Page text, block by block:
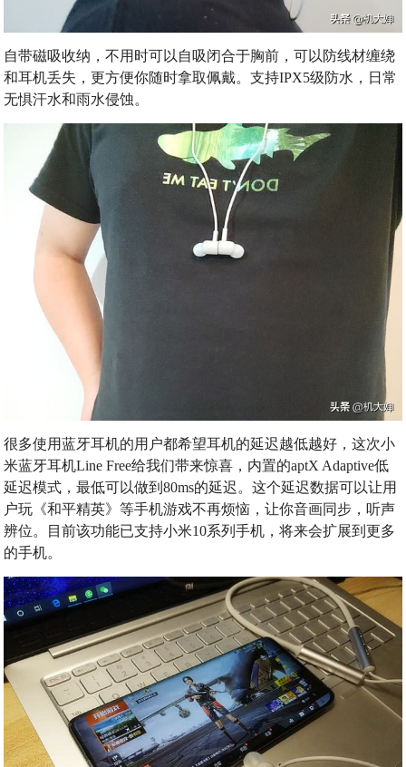
自带磁吸收纳，不用时可以自吸闭合于胸前，可以防线材缠绕
和耳机丢失，更方便你随时拿取佩戴。支持IPX5级防水，日常
无惧汗水和雨水侵蚀。
很多使用蓝牙耳机的用户都希望耳机的延迟越低越好，这次小
米蓝牙耳机Line Free给我们带来惊喜，内置的aptX Adaptive低
延迟模式，最低可以做到80ms的延迟。这个延迟数据可以让用
户玩《和平精英》等手机游戏不再烦恼，让你音画同步，听声
辨位。目前该功能已支持小米10系列手机，将来会扩展到更多
的手机。